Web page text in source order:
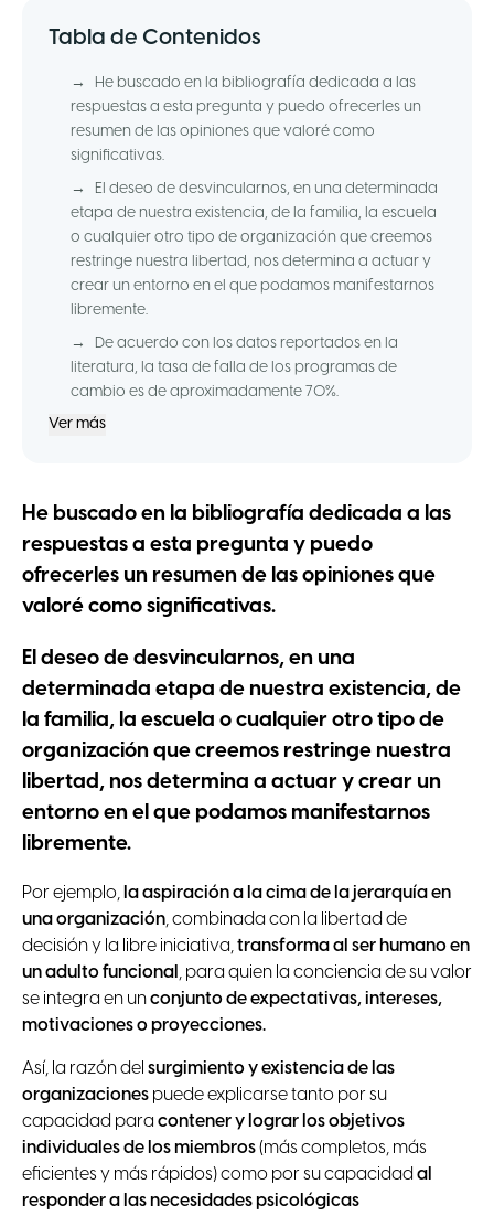
Tabla de Contenidos
→
He buscado en la bibliografía dedicada a las
respuestas a esta pregunta y puedo ofrecerles un
resumen de las opiniones que valoré como
significativas.
→
El deseo de desvincularnos, en una determinada
etapa de nuestra existencia, de la familia, la escuela
o cualquier otro tipo de organización que creemos
restringe nuestra libertad, nos determina a actuar y
crear un entorno en el que podamos manifestarnos
libremente.
→
De acuerdo con los datos reportados en la
literatura, la tasa de falla de los programas de
cambio es de aproximadamente 70%.
Ver más
He buscado en la bibliografía dedicada a las
respuestas a esta pregunta y puedo
ofrecerles un resumen de las opiniones que
valoré como significativas.
El deseo de desvincularnos, en una
determinada etapa de nuestra existencia, de
la familia, la escuela o cualquier otro tipo de
organización que creemos restringe nuestra
libertad, nos determina a actuar y crear un
entorno en el que podamos manifestarnos
libremente.
Por ejemplo, la aspiración a la cima de la jerarquía en
una organización, combinada con la libertad de
decisión y la libre iniciativa,transforma al ser humano en
un adulto funcional , para quien la conciencia de su valor
se integra en unconjunto de expectativas, intereses,
motivaciones o proyecciones.
Así, la razón del surgimiento y existencia de las
organizaciones puede explicarse tanto por su
capacidad para contener y lograr los objetivos
individuales de los miembros(más completos, más
eficientes y más rápidos) como por su capacidad al
responder a las necesidades psicológicas